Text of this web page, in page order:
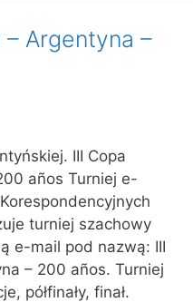
– Argentyna –
III Copa
años Turniej e-
turniej szachowy
e-mail pod nazwą: III
– 200 años. Turniej
półfinały, finał.